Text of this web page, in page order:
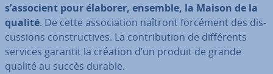
s’associent pour élaborer, ensemble, la Maison de la
qualité. De cette as­so­cia­tion naîtront forcément des dis­
cus­sions cons­truc­tives. La con­tri­bu­tion de dif­fé­rents
services garantit la création d’un produit de grande
qualité au succès durable.